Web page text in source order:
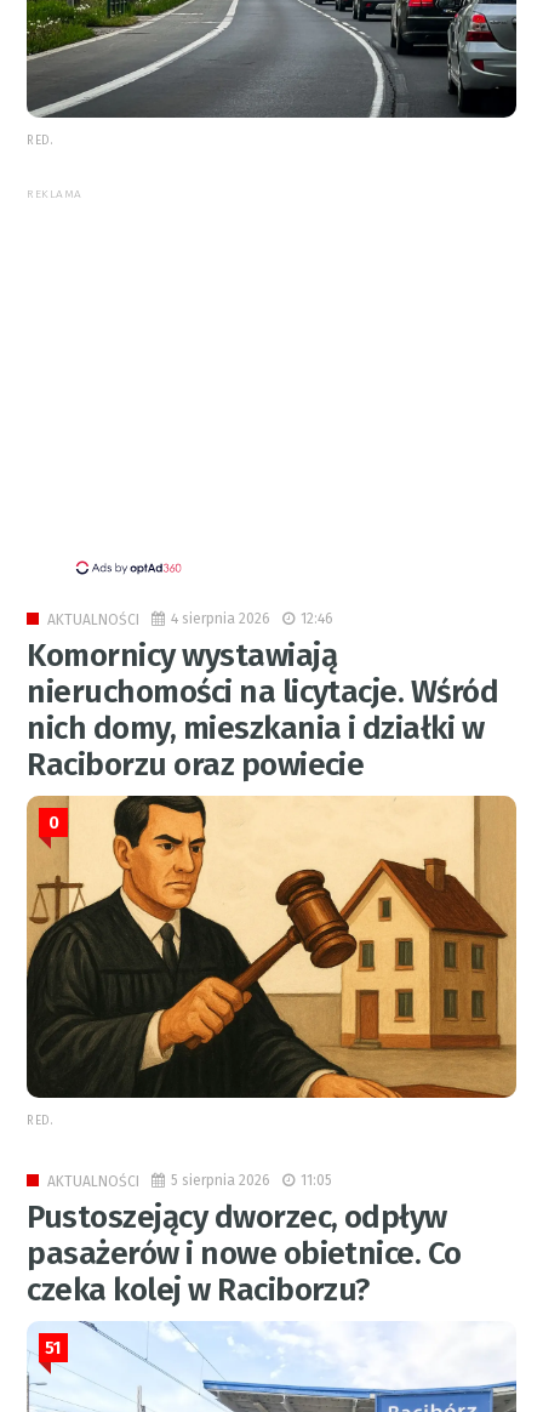
RED.
REKLAMA
AKTUALNOŚCI 4 sierpnia 2026 12:46
Komornicy wystawiają
nieruchomości na licytacje. Wśród
nich domy, mieszkania i działki w
Raciborzu oraz powiecie
0
RED.
AKTUALNOŚCI 5 sierpnia 2026 11:05
Pustoszejący dworzec, odpływ
pasażerów i nowe obietnice. Co
czeka kolej w Raciborzu?
51